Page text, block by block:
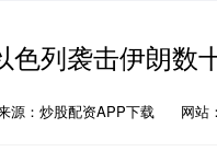
色列袭击伊朗数
源：炒股配资APP下载 网站